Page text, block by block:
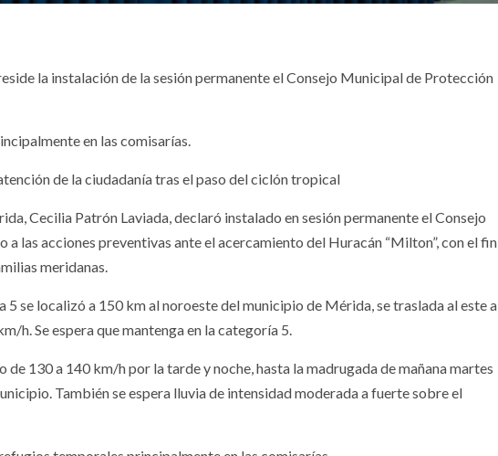
la instalación de la sesión permanente el Consejo Municipal de Protección
en las comisarías.
de la ciudadanía tras el paso del ciclón tropical
Cecilia Patrón Laviada, declaró instalado en sesión permanente el Consejo
las acciones preventivas ante el acercamiento del Huracán “Milton”, con el fin
meridanas.
se localizó a 150 km al noroeste del municipio de Mérida, se traslada al este a
h. Se espera que mantenga en la categoría 5.
de 130 a 140 km/h por la tarde y noche, hasta la madrugada de mañana martes
También se espera lluvia de intensidad moderada a fuerte sobre el